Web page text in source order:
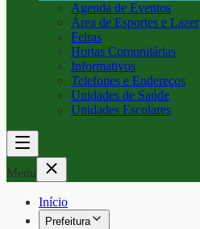
Agenda de Eventos
Área de Esportes e Lazer
Feiras
Hortas Comunitárias
Informativos
Telefones e Endereços
Unidades de Saúde
Unidades Escolares
Menu
Início
Prefeitura